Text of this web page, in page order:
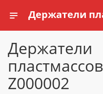
Держатели
Z000002